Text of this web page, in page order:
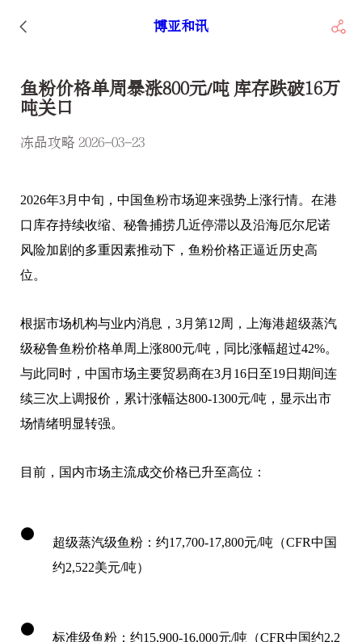
博亚和讯
鱼粉价格单周暴涨800元/吨 库存跌破16万
吨关口
冻品攻略 2026-03-23
2026年3月中旬，中国鱼粉市场迎来强势上涨行情。在港
口库存持续收缩、秘鲁捕捞几近停滞以及沿海厄尔尼诺
风险加剧的多重因素推动下，鱼粉价格正逼近历史高
位。
根据市场机构与业内消息，3月第12周，上海港超级蒸汽
级秘鲁鱼粉价格单周上涨800元/吨，同比涨幅超过42%。
与此同时，中国市场主要贸易商在3月16日至19日期间连
续三次上调报价，累计涨幅达800-1300元/吨，显示出市
场情绪明显转强。
目前，国内市场主流成交价格已升至高位：
超级蒸汽级鱼粉：约17,700-17,800元/吨（CFR中国
约2,522美元/吨）
标准级鱼粉：约15,900-16,000元/吨（CFR中国约2,2